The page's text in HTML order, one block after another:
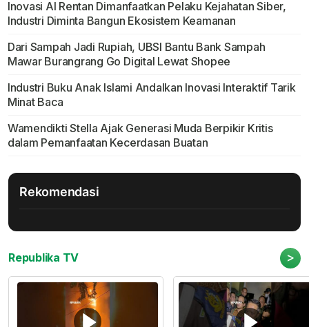
Inovasi AI Rentan Dimanfaatkan Pelaku Kejahatan Siber,
Industri Diminta Bangun Ekosistem Keamanan
Dari Sampah Jadi Rupiah, UBSI Bantu Bank Sampah
Mawar Burangrang Go Digital Lewat Shopee
Industri Buku Anak Islami Andalkan Inovasi Interaktif Tarik
Minat Baca
Wamendikti Stella Ajak Generasi Muda Berpikir Kritis
dalam Pemanfaatan Kecerdasan Buatan
Rekomendasi
Republika TV >